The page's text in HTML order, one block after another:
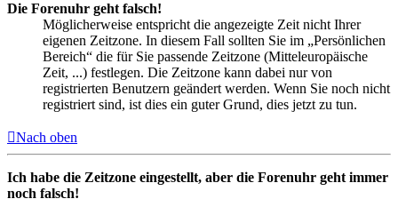
Die Forenuhr geht falsch!
Möglicherweise entspricht die angezeigte Zeit nicht Ihrer
eigenen Zeitzone. In diesem Fall sollten Sie im „Persönlichen
Bereich“ die für Sie passende Zeitzone (Mitteleuropäische
Zeit, ...) festlegen. Die Zeitzone kann dabei nur von
registrierten Benutzern geändert werden. Wenn Sie noch nicht
registriert sind, ist dies ein guter Grund, dies jetzt zu tun.
Nach oben
Ich habe die Zeitzone eingestellt, aber die Forenuhr geht immer
noch falsch!